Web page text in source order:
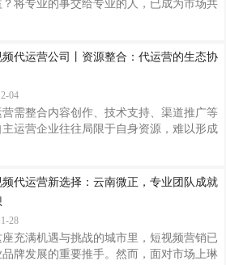
队拥有丰富的行业经验和敏锐的市场洞察
悉不同行业的特点和用户需求，能够根据
将专业的事交给专业的人，已成为市场共
周期陪伴式服务，涵盖文案策划、脚本拍
剪辑、账号运营四大核心板块。文案策划是
定内容的价值高度与传播潜力；脚本拍摄
将策略转化为高质量的视频素材；视频剪
，通过后期技术提升内容的完播与互动
统的账号运营则是导航仪，通过数据驱动实
累与商业转化。这四个环节环环相扣，缺一
坚持，一个靠谱的代运营公司，必须拥
频代运营公司丨资源整合：代运营的生态协
04
营需整合内容创作、技术支持、渠道推广等
主运营企业往往局限于自身资源，难以形成
源，视频仅靠员工转发，播放量长期停滞在
；而云南微正抖音代运营公司构建了包含
本地达人、30+专业拍摄基地、20+媒体渠道
，可为客户提供从创意策划到落地执行的
。在内容创作环节，微正与昆明本地MCN
根据账号定位匹配垂直领域达人，例如为
接本地美妆博主，为旅游账号链接旅行达
频代运营新选择：云南微正，专业团队成就
28
充满机遇与挑战的城市里，短视频营销已
品牌发展的重要推手。然而，面对市场上琳